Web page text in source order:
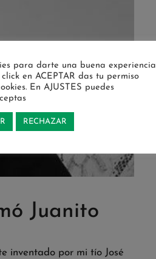
Juanito
inventado por mi tío José
para darte una buena experiencia
en ACEPTAR das tu permiso
En AJUSTES puedes
RECHAZAR